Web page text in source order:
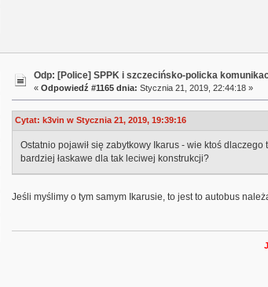
Odp: [Police] SPPK i szczecińsko-policka
«Odpowiedź #1165 dnia: Stycznia 21, 2019, 22:44:18 »
Cytat: k3vin w Stycznia 21, 2019, 19:39:16
Ostatnio pojawił się zabytkowy Ikarus - wie ktoś
bardziej łaskawe dla tak leciwej konstrukcji?
Jeśli myślimy o tym samym Ikarusie, to jest to autobus